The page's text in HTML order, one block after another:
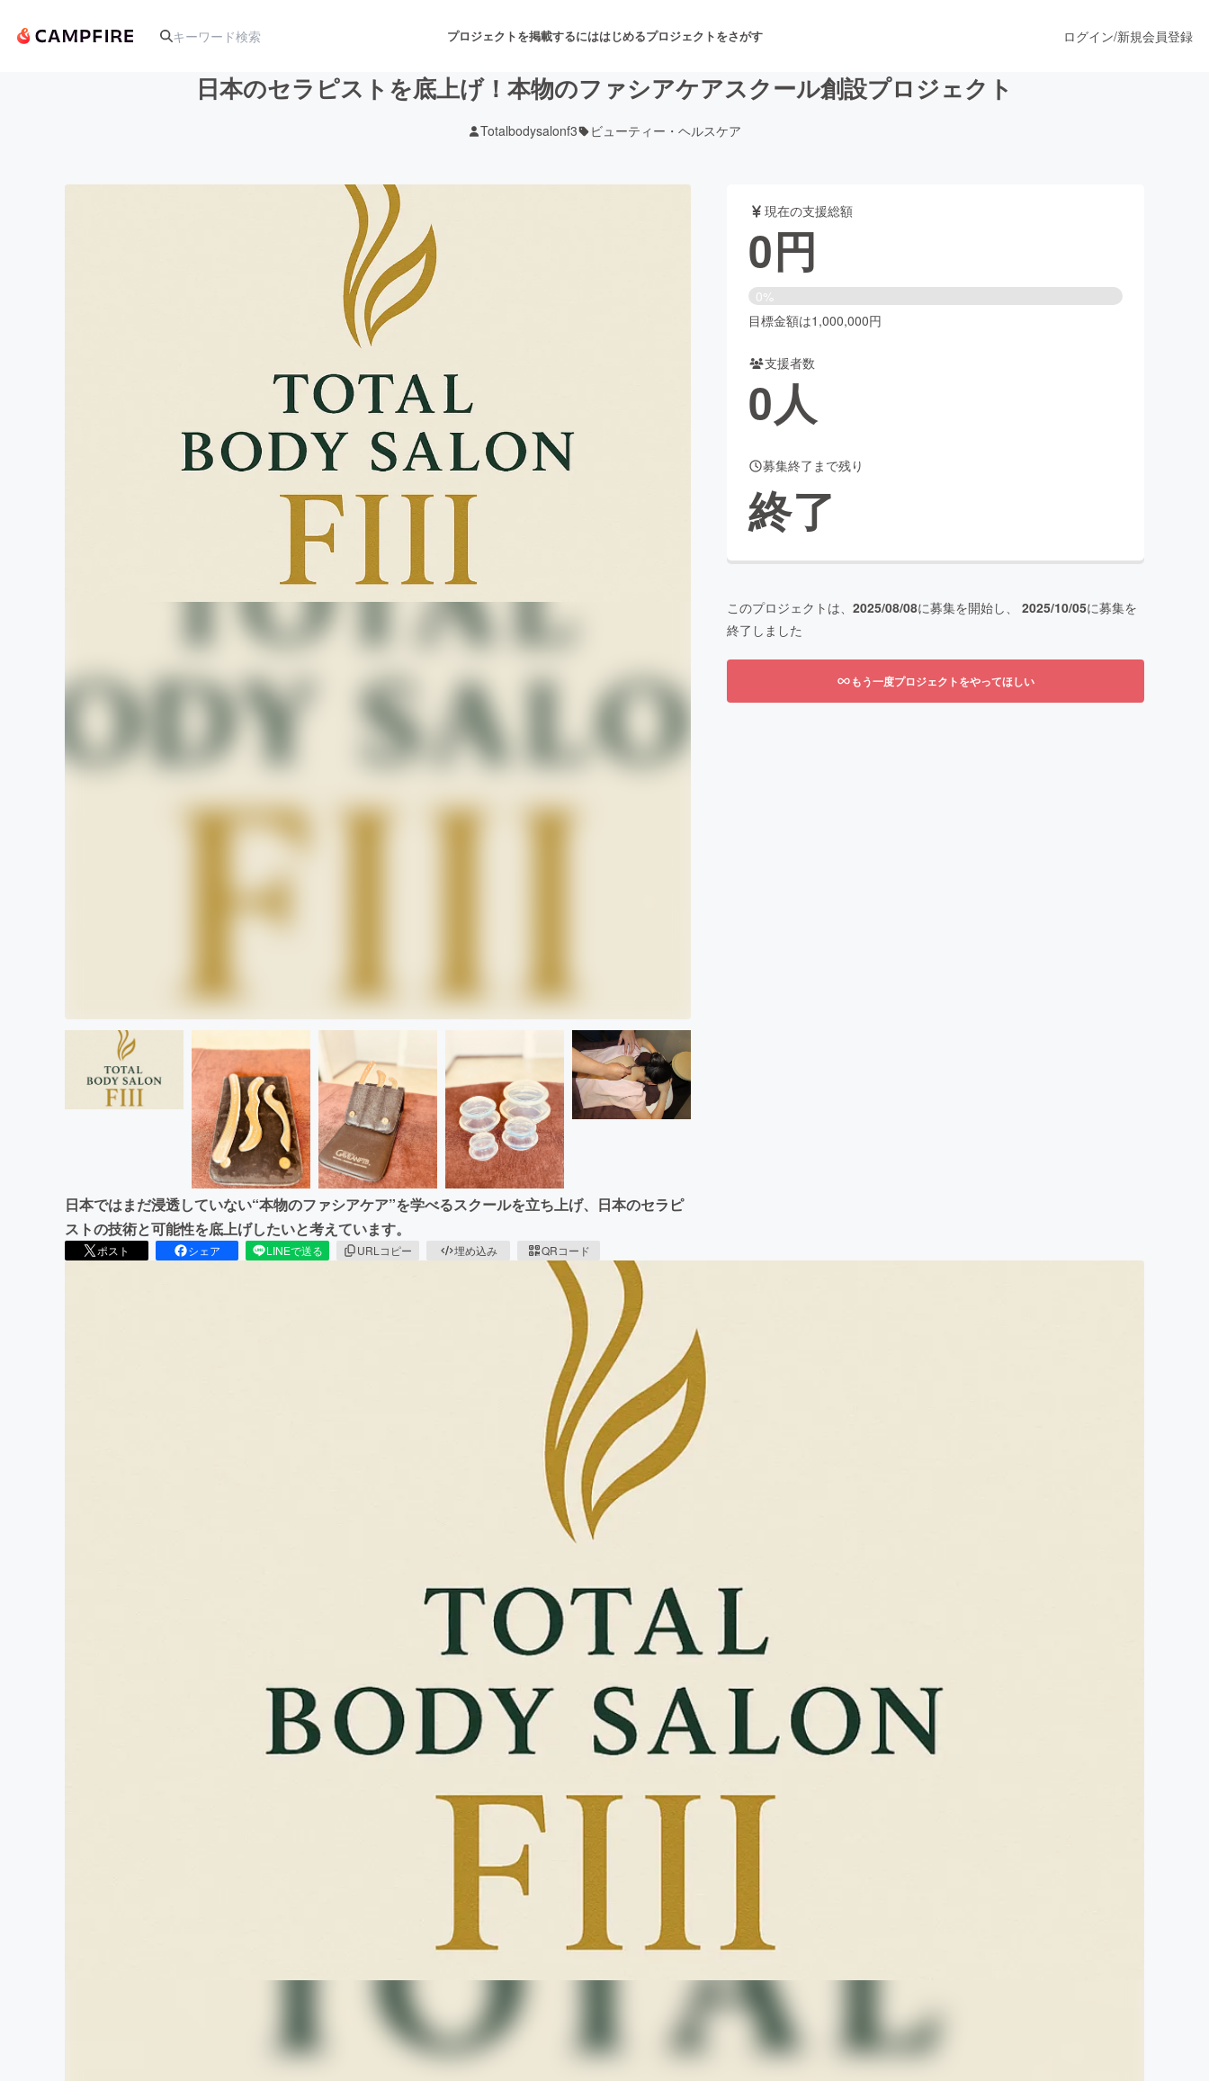
プロジェクトを掲載するにははじめるプロジェクトをさがす
音楽 舞台・パフォーマンス
ゲーム・サービス開発
ビューティー・ヘルスケア
まちづくり・地域活性化
CAMPFIRE for Social Good
CAMPFIREふるさと納税
ログイン/新規会員登録
日本のセラピストを底上げ！本物のファシアケアスクール創設プロジェクト
Totalbodysalonf3 ビューティー・ヘルスケア
日本ではまだ浸透していない“本物のファシアケア”を学べるスクールを立ち上げ、日本のセラピ
ストの技術と可能性を底上げしたいと考えています。
ポスト シェア LINEで送る URLコピー 埋め込み QRコード
現在の支援総額
0円
0%
目標金額は1,000,000円
支援者数
0人
募集終了まで残り
終了
このプロジェクトは、 2025/08/08に募集を開始し、 2025/10/05に募集を
終了しました
もう一度プロジェクトをやってほしい